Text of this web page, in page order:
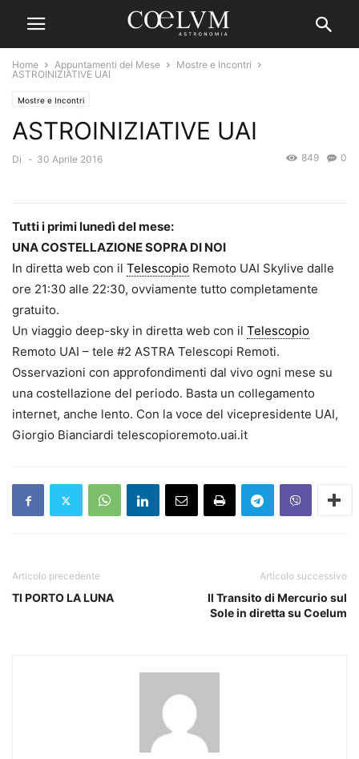
Home Appuntamenti del Mese
Mostre e Incontri
ASTROINIZIATIVE UAI
Mostre e Incontri
ASTROINIZIATIVE UAI
Di - 30 Aprile 2016 0
849
Tutti i primi lunedì del mese:
UNA COSTELLAZIONE SOPRA DI NOI
In diretta web con il Telescopio Remoto UAI Skylive dalle
ore 21:30 alle 22:30, ovviamente tutto completamente
gratuito.
Un viaggio deep-sky in diretta web con il Telescopio
Remoto UAI – tele #2 ASTRA Telescopi Remoti.
Osservazioni con approfondimenti dal vivo ogni mese su
una costellazione del periodo. Basta un collegamento
internet, anche lento. Con la voce del vicepresidente UAI,
Giorgio Bianciardi telescopioremoto.uai.it
Articolo precedente
TI PORTO LA LUNA
Articolo successivo
Il Transito di Mercurio sul
Sole in diretta su Coelum